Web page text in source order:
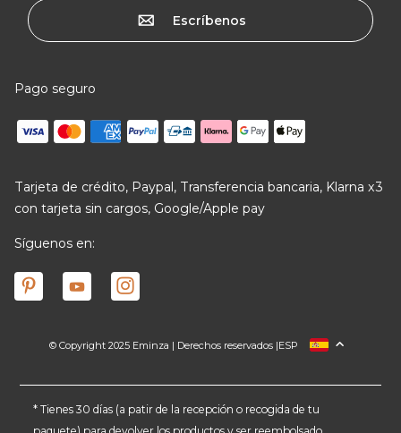
Escríbenos
Pago seguro
Tarjeta de crédito, Paypal, Transferencia bancaria, Klarna x3
con tarjeta sin cargos, Google/Apple pay
Síguenos en:
© Copyright 2025 Eminza | Derechos reservados |
FRANCIA
ALEMANIA
ESP
* Tienes 30 días (a patir de la recepción o recogida de tu